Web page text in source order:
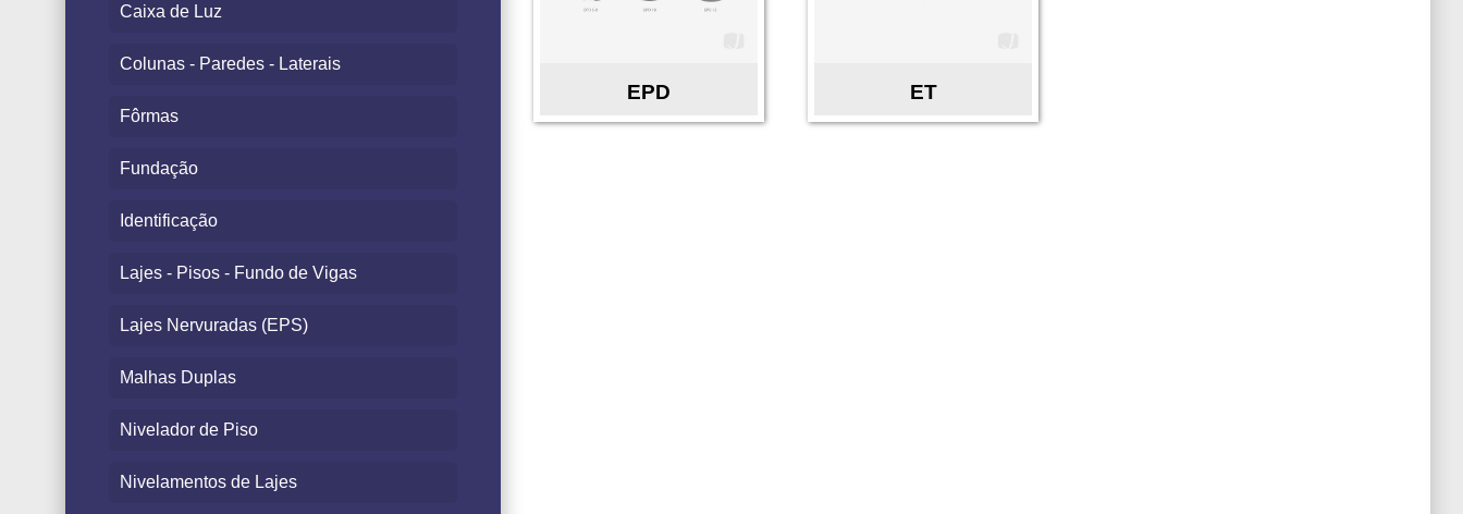
Caixa de Luz
Colunas - Paredes - Laterais
Fôrmas
Fundação
Identificação
Lajes - Pisos - Fundo de Vigas
Lajes Nervuradas (EPS)
Malhas Duplas
Nivelador de Piso
Nivelamentos de Lajes
EPD ET